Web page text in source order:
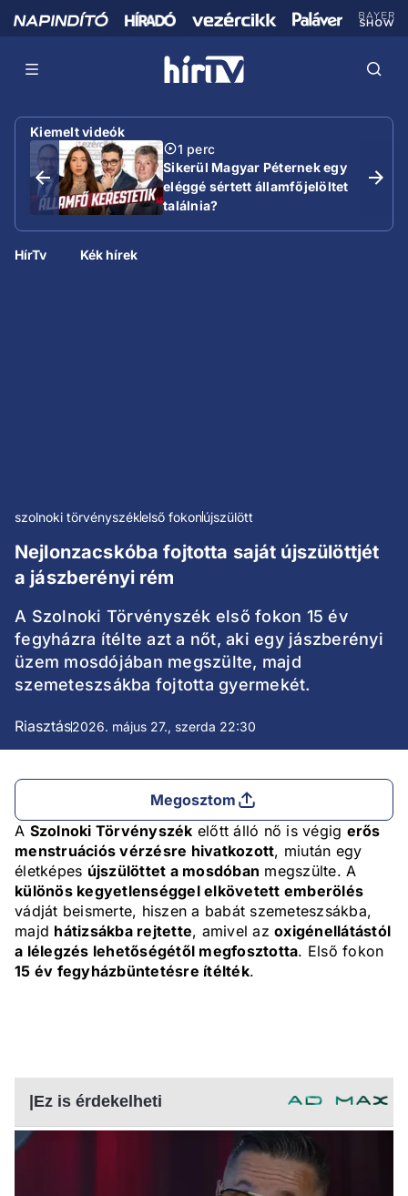
Kiemelt videók
1 perc
Sikerül Magyar Péternek egy
eléggé sértett államfőjelöltet
találnia?
HírTv Kék hírek
szolnoki törvényszékelső fokonújszülött
Nejlonzacskóba fojtotta saját újszülöttjét
a jászberényi rém
A Szolnoki Törvényszék első fokon 15 év
fegyházra ítélte azt a nőt, aki egy jászberényi
üzem mosdójában megszülte, majd
szemeteszsákba fojtotta gyermekét.
Riasztás2026. május 27., szerda 22:30
Megosztom
A Szolnoki Törvényszék előtt álló nő is végig erős
menstruációs vérzésre hivatkozott, miután egy
életképes újszülöttet a mosdóban megszülte. A
különös kegyetlenséggel elkövetett emberölés
vádját beismerte, hiszen a babát szemeteszsákba,
majd hátizsákba rejtette, amivel az oxigénellátástól
a lélegzés lehetőségétől megfosztotta. Első fokon
15 év fegyházbüntetésre ítélték.